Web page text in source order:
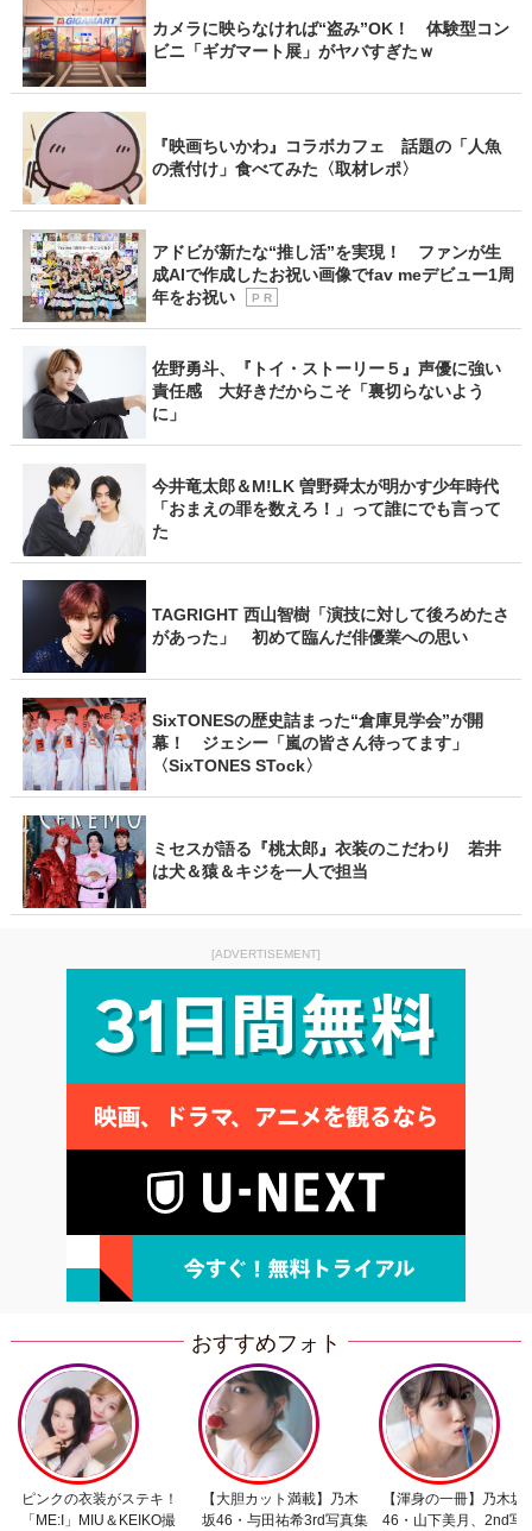
カメラに映らなければ“盗み”OK！ 体験型コン
ビニ「ギガマート展」がヤバすぎたｗ
『映画ちいかわ』コラボカフェ 話題の「人魚
の煮付け」食べてみた〈取材レポ〉
アドビが新たな“推し活”を実現！ ファンが生
成AIで作成したお祝い画像でfav meデビュー1周
年をお祝い
P R
佐野勇斗、『トイ・ストーリー５』声優に強い
責任感 大好きだからこそ「裏切らないよう
に」
今井竜太郎＆M!LK 曽野舜太が明かす少年時代
「おまえの罪を数えろ！」って誰にでも言って
た
TAGRIGHT 西山智樹「演技に対して後ろめたさ
があった」 初めて臨んだ俳優業への思い
SixTONESの歴史詰まった“倉庫見学会”が開
幕！ ジェシー「嵐の皆さん待ってます」
〈SixTONES STock〉
ミセスが語る『桃太郎』衣装のこだわり 若井
は犬＆猿＆キジを一人で担当
[ADVERTISEMENT]
おすすめフォト
ピンクの衣装がステキ！
「ME:I」MIU＆KEIKO撮
【大胆カット満載】乃木
坂46・与田祐希3rd写真集
【渾身の一冊】乃木坂
46・山下美月、2nd写